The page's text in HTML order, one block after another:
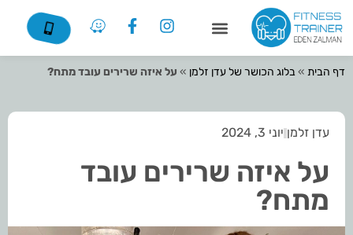
דף הבית »בלוג הכושר של עדן זלמן » על איזה שרירים עובד מתח?
עדן זלמן יוני 3, 2024
על איזה שרירים עובד
מתח?